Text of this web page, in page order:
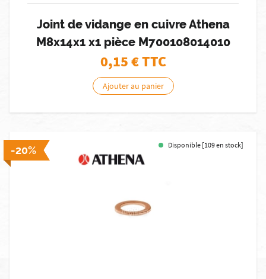
Joint de vidange en cuivre Athena
M8x14x1 x1 pièce M700108014010
0,15€ TTC
Ajouter au panier
-20% Disponible [109 en stock]